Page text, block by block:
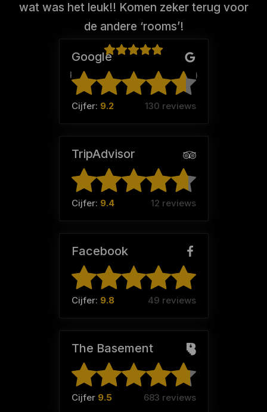
wat was het leuk!! Komen zeker terug voor
de andere ‘rooms’!
Klaartje (Team:Lesterhuisjes )
Google
Cijfer: 9.2 130 reviews
TripAdvisor
Cijfer: 9.4 12 reviews
Facebook
Cijfer: 9.8 49 reviews
The Basement
Cijfer 9.5 683 reviews